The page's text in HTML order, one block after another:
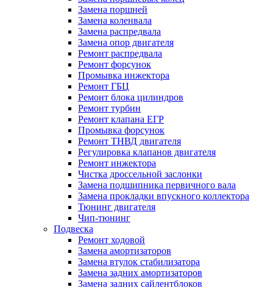
Замена поршней
Замена коленвала
Замена распредвала
Замена опор двигателя
Ремонт распредвала
Ремонт форсунок
Промывка инжектора
Ремонт ГБЦ
Ремонт блока цилиндров
Ремонт турбин
Ремонт клапана ЕГР
Промывка форсунок
Ремонт ТНВД двигателя
Регулировка клапанов двигателя
Ремонт инжектора
Чистка дроссельной заслонки
Замена подшипника первичного вала
Замена прокладки впускного коллектора
Тюнинг двигателя
Чип-тюнинг
Подвеска
Ремонт ходовой
Замена амортизаторов
Замена втулок стабилизатора
Замена задних амортизаторов
Замена задних сайлентблоков